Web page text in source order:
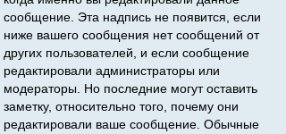
сообщение. Эта надпись не появится, если
ниже вашего сообщения нет сообщений от
других пользователей, и если сообщение
редактировали администраторы или
модераторы. Но последние могут оставить
заметку, относительно того, почему они
редактировали ваше сообщение. Обычные